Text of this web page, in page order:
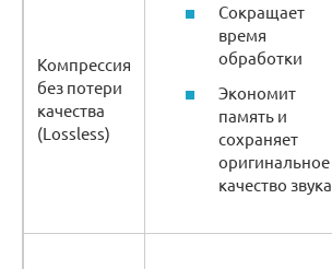
Компрессия
без потери
качества
(Lossless)
Сокращает
время
обработки
Экономит
память и
сохраняет
оригинальное
качество звука